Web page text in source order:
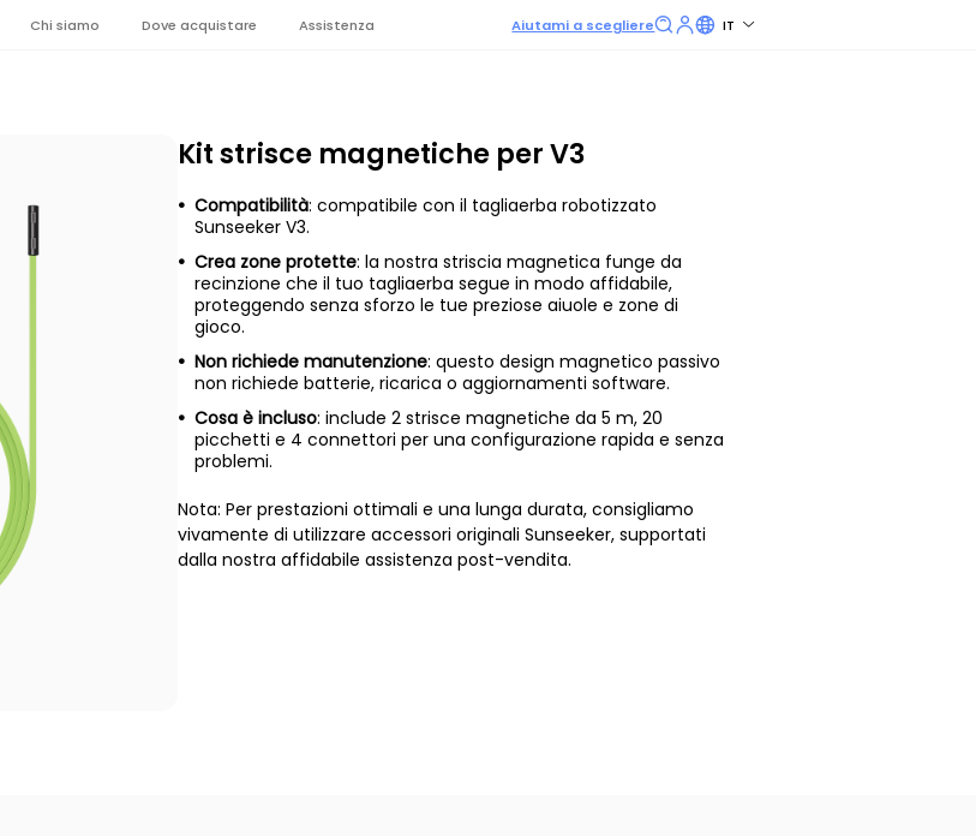
Chi siamo Dove acquistare Assistenza Aiutami a scegliere IT
Kit strisce magnetiche per V3
Compatibilità: compatibile con il tagliaerba robotizzato
Sunseeker V3.
Crea zone protette: la nostra striscia magnetica funge da
recinzione che il tuo tagliaerba segue in modo affidabile,
proteggendo senza sforzo le tue preziose aiuole e zone di
gioco.
Non richiede manutenzione: questo design magnetico passivo
non richiede batterie, ricarica o aggiornamenti software.
Cosa è incluso: include 2 strisce magnetiche da 5 m, 20
picchetti e 4 connettori per una configurazione rapida e senza
problemi.
Nota: Per prestazioni ottimali e una lunga durata, consigliamo
vivamente di utilizzare accessori originali Sunseeker, supportati
dalla nostra affidabile assistenza post-vendita.